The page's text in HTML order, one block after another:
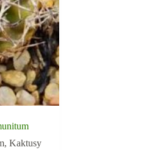
, Kaktusy